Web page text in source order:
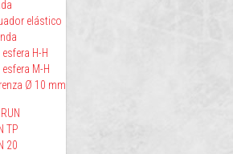
elástico
H-H
M-H
Ø 10 mm
TP
20